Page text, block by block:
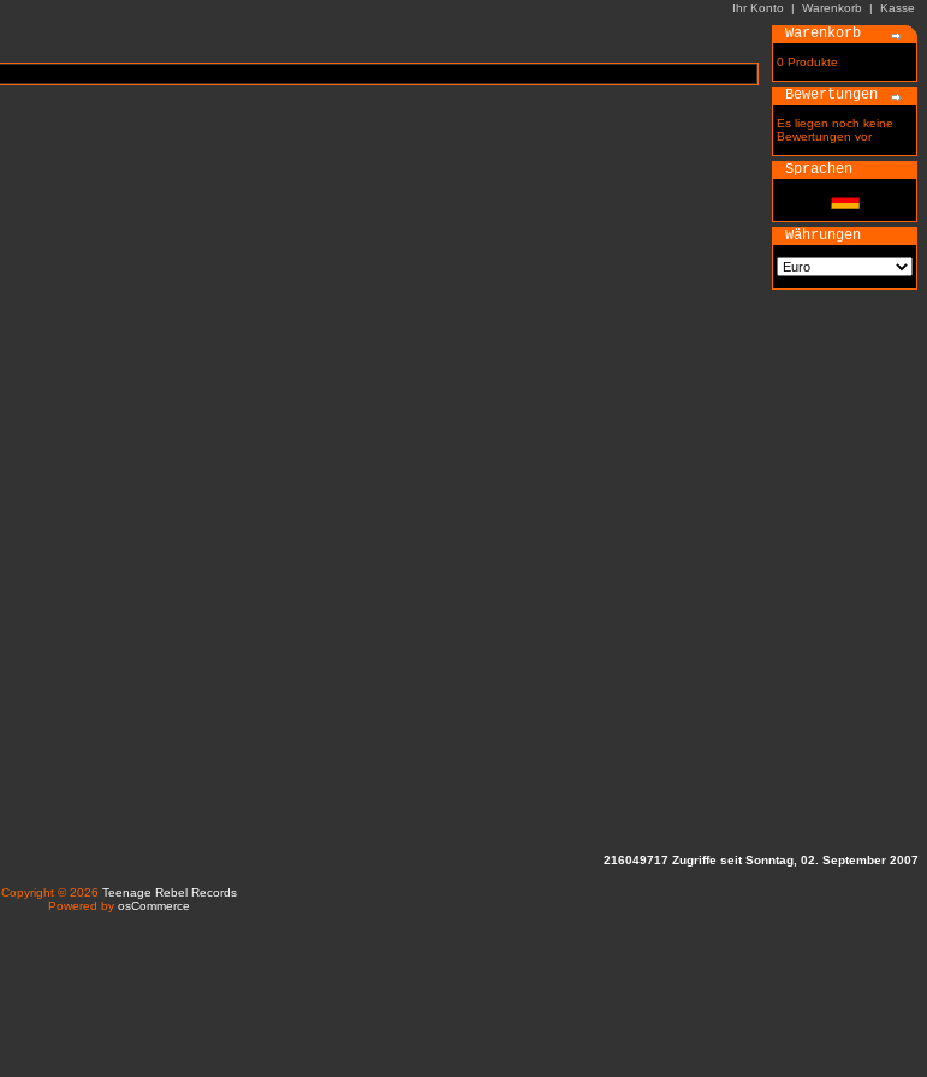
Ihr Konto | Warenkorb | Kasse
Warenkorb
0 Produkte
Bewertungen
Es liegen noch keine
Bewertungen vor
Sprachen
Währungen
216049717 Zugriffe seit Sonntag, 02. September 2007
Copyright © 2026 Teenage Rebel Records
Powered by osCommerce